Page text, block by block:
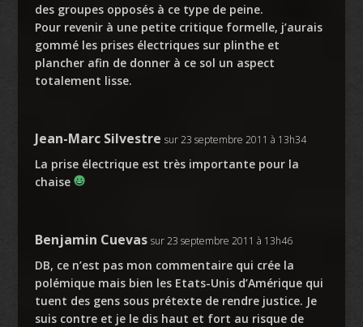
des groupes opposés à ce type de peine.
Pour revenir à une petite critique formelle, j’aurais
gommé les prises électriques sur plinthe et
plancher afin de donner à ce sol un aspect
totalement lisse.
Jean-Marc Silvestre sur 23 septembre 2011 à 13h34
La prise électrique est très importante pour la
chaise
Benjamin Cuevas sur 23 septembre 2011 à 13h46
DB, ce n’est pas mon commentaire qui crée la
polémique mais bien les Etats-Unis d’Amérique qui
tuent des gens sous prétexte de rendre justice. Je
suis contre et je le dis haut et fort au risque de